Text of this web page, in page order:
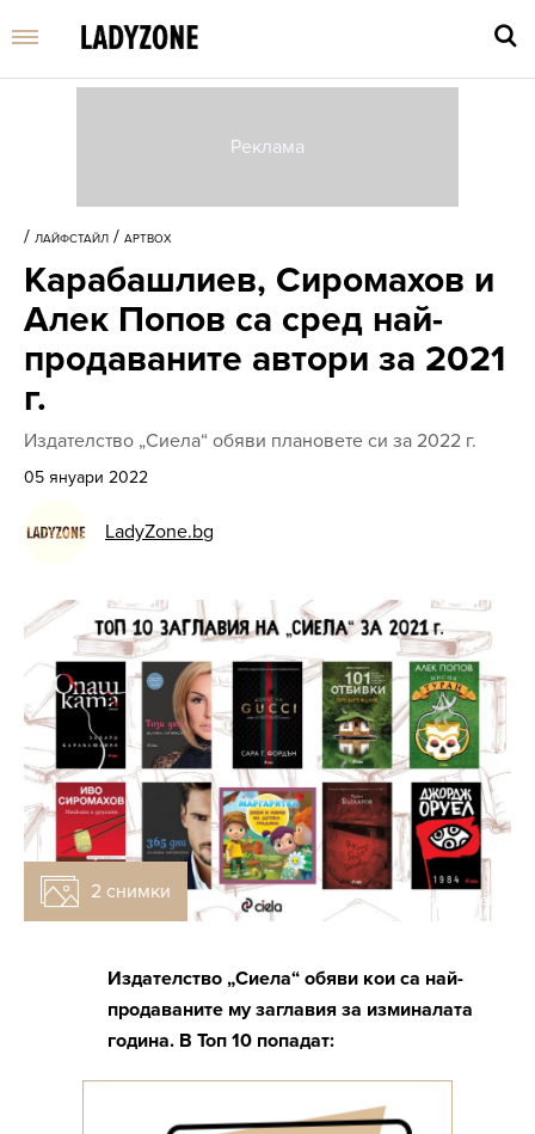
и
/ ЛАЙФСТАЙЛ / АРТBOX
Карабашлиев, Сиромахов и
Алек Попов са сред най-
продаваните автори за 2021
г.
Издателство „Сиела“ обяви плановете си за 2022 г.
05 януари 2022
LadyZone.bg
2 снимки Снимка: Ciela
Издателство „Сиела“ обяви кои са най-
продаваните му заглавия за изминалата
година. В Топ 10 попадат: